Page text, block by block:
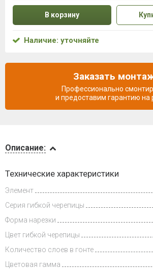
Доставка
и оплата
Описание:
Технические характеристики
Элемент
Серия гибкой черепицы
Форма нарезки
Цвет гибкой черепицы
Количество слоев в гонте
Цветовая гамма
В корзину
Наличие: уточняйте
Заказать
Профессионально
и предоставим гарантию на